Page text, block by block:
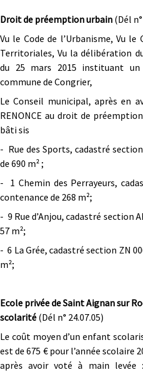
Droit de préemption urbain (Dél
Vu le Code de l’Urbanisme, Vu
Territoriales, Vu la délibération
du 25 mars 2015 instituant
commune de Congrier,
Le Conseil municipal, après en
RENONCE au droit de
bâti sis
- Rue des Sports, cadastré
de 690 m² ;
- 1 Chemin des Perrayeurs,
contenance de 268 m²;
- 9 Rue d’Anjou, cadastré section
57 m²;
- 6 La Grée, cadastré section ZN
m²;
Ecole privée de Saint Aignan sur
scolarité (Dél n° 24.07.05)
Le coût moyen d’un enfant
est de 675 € pour l’année scolaire
après avoir voté à main